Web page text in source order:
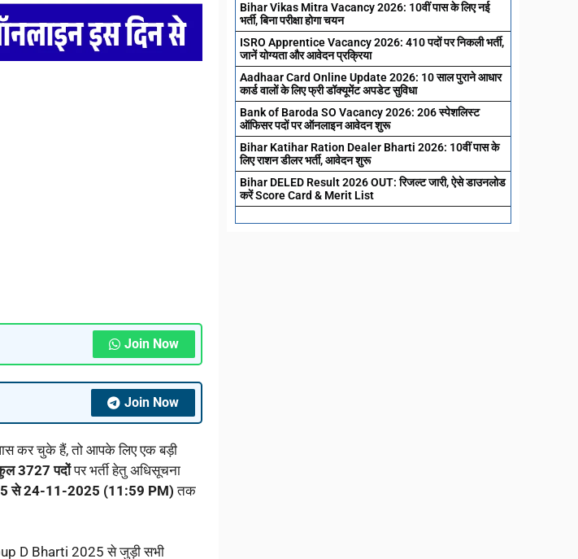
Join Now
Join Now
कर चुके हैं, तो आपके लिए एक बड़ी
3727 पदोंपर भर्ती हेतु अधिसूचना
से24-11-2025 (11:59 PM) तक
D Bharti 2025 से जुड़ी सभी
Bihar Vikas Mitra Vacancy 2026: 10वीं पास के लिए नई
भर्ती, बिना परीक्षा होगा चयन
ISRO Apprentice Vacancy 2026: 410 पदों पर निकली भर्ती,
जानें योग्यता और आवेदन प्रक्रिया
Aadhaar Card Online Update 2026: 10 साल पुराने आधार
कार्ड वालों के लिए फ्री डॉक्यूमेंट अपडेट सुविधा
Bank of Baroda SO Vacancy 2026: 206 स्पेशलिस्ट
ऑफिसर पदों पर ऑनलाइन आवेदन शुरू
Bihar Katihar Ration Dealer Bharti 2026: 10वीं पास के
लिए राशन डीलर भर्ती, आवेदन शुरू
Bihar DELED Result 2026 OUT: रिजल्ट जारी, ऐसे डाउनलोड
करें Score Card & Merit List